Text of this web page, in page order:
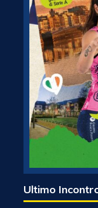
Ultimo